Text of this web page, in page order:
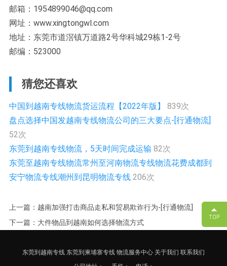
邮箱：1954899046@qq.com
网址：www.xingtongwl.com
地址：东莞市道滘镇万道路2号华科城29栋1-2号
邮编：523000
猜您还喜欢
中国到越南专线物流货运流程【2022年版】 839次
盘点选择中国发越南专线物流公司的三大要点-[行通物流]
52次
东莞到越南专线物流，5天时间完成运输 82次
东莞至越南专线物流常州至河南物流专线物流花费成都到
安宁物流专线潮州到昆明物流专线 206次
上一篇：越南加强打击商品走私和贸易欺诈行为-[行通物流]
下一篇：大件物品到越南如何选择物流方式
东莞到越南专线 东莞到柬埔寨专线 物流服务中心 关于我们 联系我们